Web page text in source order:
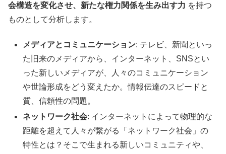
会構造を変化させ、新たな権力関係を生み出す力 を持つ
ものとして分析します。
メディアとコミュニケーション: テレビ、新聞といっ
た旧来のメディアから、インターネット、SNSとい
った新しいメディアが、人々のコミュニケーション
や世論形成をどう変えたか。情報伝達のスピードと
質、信頼性の問題。
ネットワーク社会: インターネットによって物理的な
距離を超えて人々が繋がる「ネットワーク社会」の
特性とは？そこで生まれる新しいコミュニティや、